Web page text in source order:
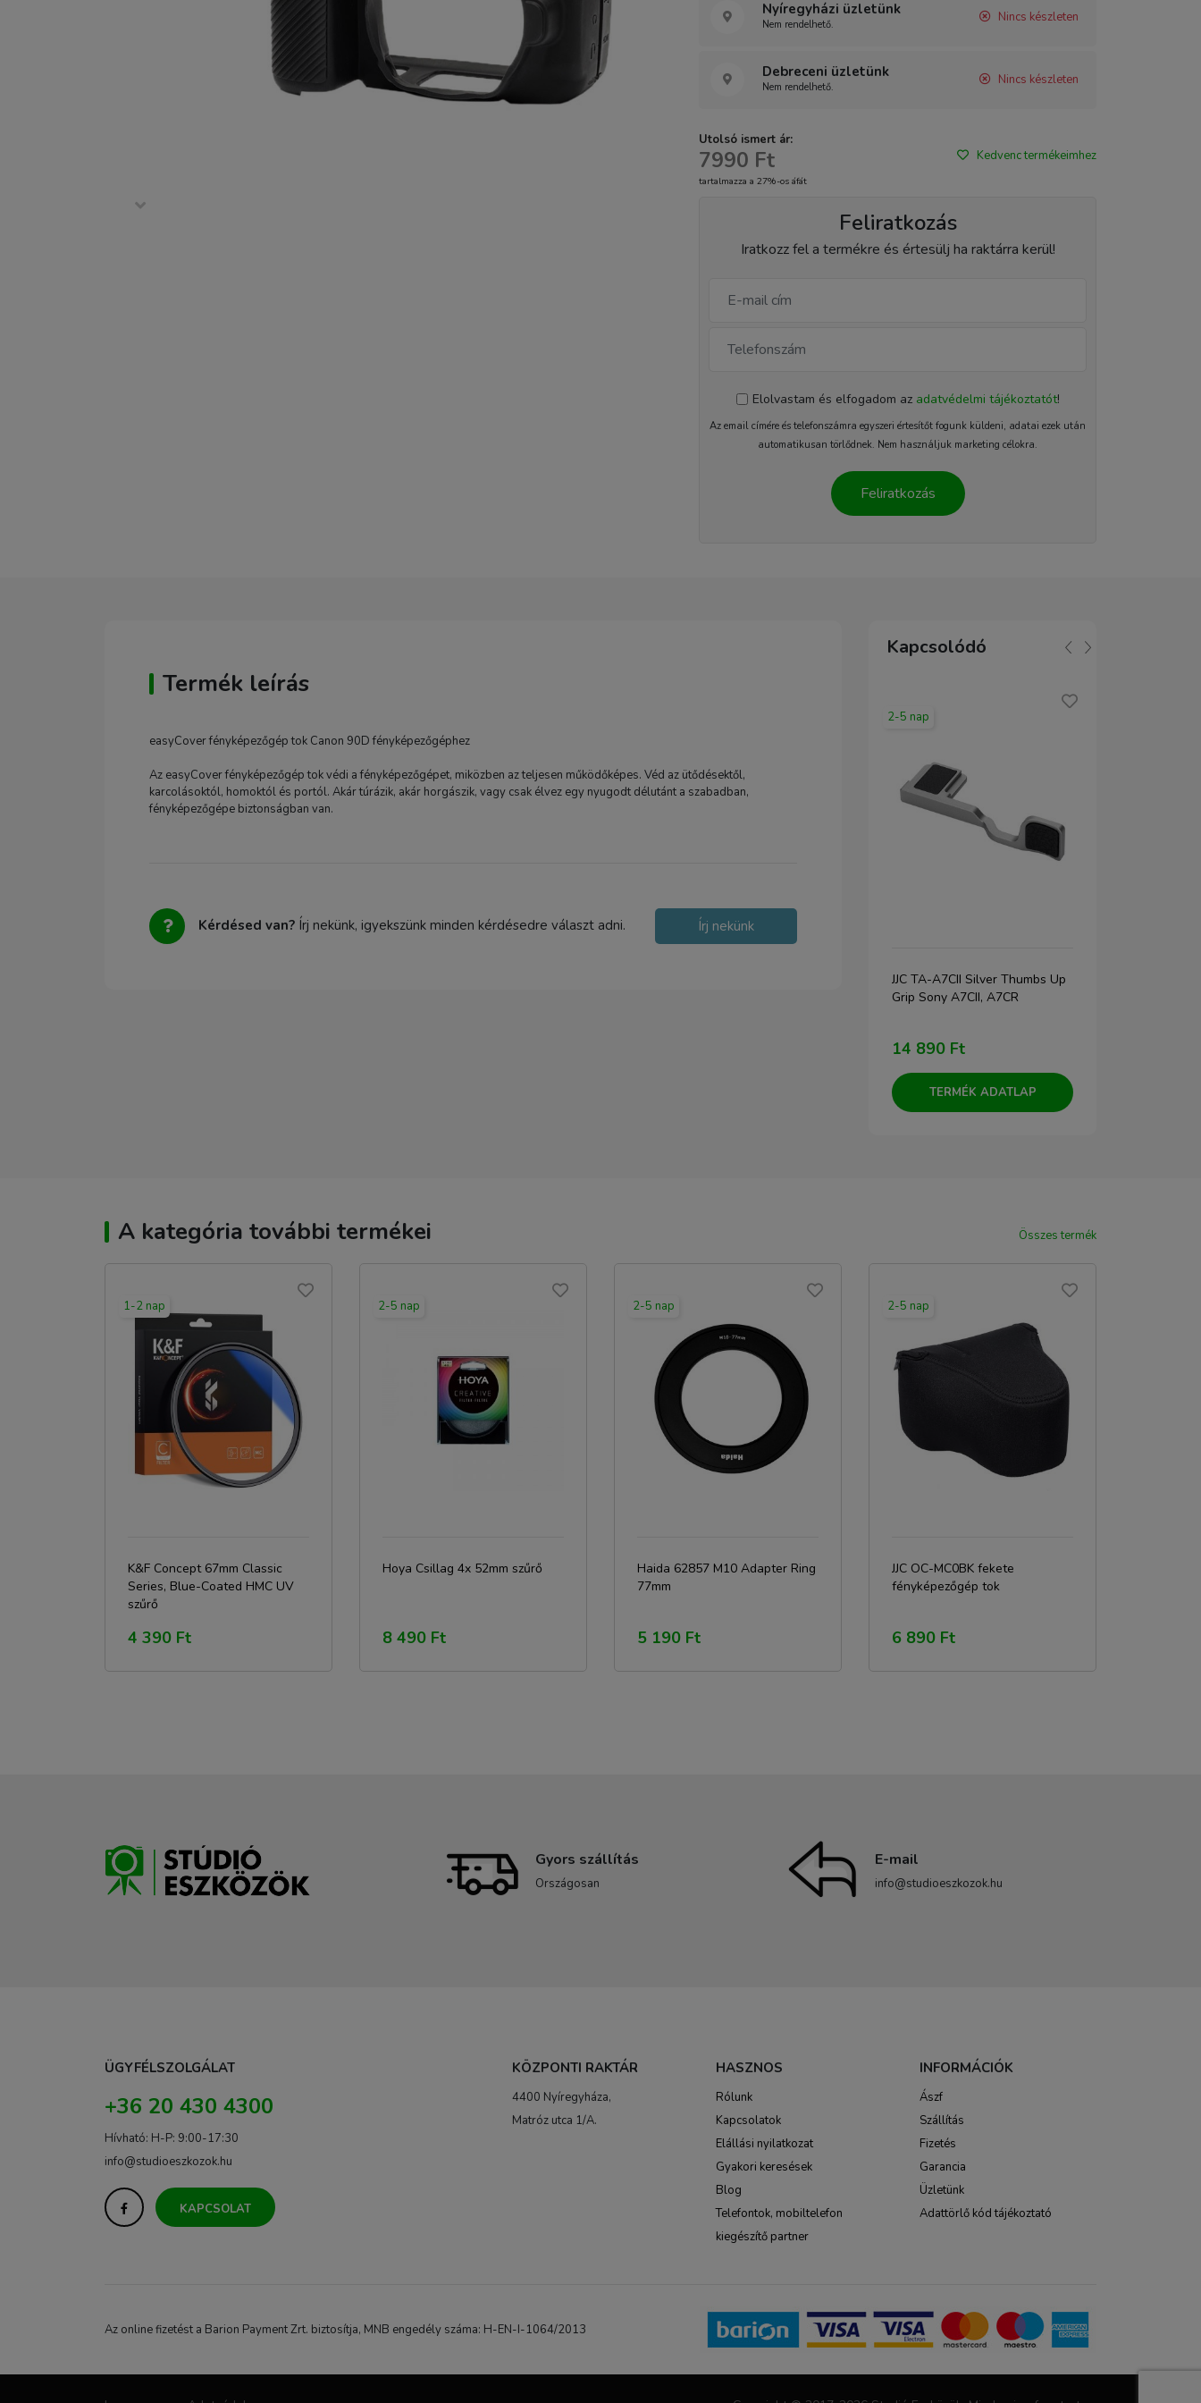
Nyíregyházi üzletünk
Nem rendelhető. Nincs készleten
Debreceni üzletünk
Nem rendelhető. Nincs készleten
Utolsó ismert ár:
7990 Ft
tartalmazza a 27%-os áfát
Kedvenc termékeimhez
Feliratkozás
Iratkozz fel a termékre és értesülj ha raktárra kerül!
Elolvastam és elfogadom az adatvédelmi tájékoztatót!
Az email címére és telefonszámra egyszeri értesítőt fogunk küldeni, adatai ezek után
automatikusan törlődnek. Nem használjuk marketing célokra.
Feliratkozás
Termék leírás
easyCover fényképezőgép tok Canon 90D fényképezőgéphez
Az easyCover fényképezőgép tok védi a fényképezőgépet, miközben az teljesen működőképes. Véd az ütődésektől,
karcolásoktól, homoktól és portól. Akár túrázik, akár horgászik, vagy csak élvez egy nyugodt délutánt a szabadban,
fényképezőgépe biztonságban van.
Kérdésed van? Írj nekünk, igyekszünk minden kérdésedre választ adni. Írj nekünk
Kapcsolódó
2-5 nap
JJC TA-A7CII Silver Thumbs Up
Grip Sony A7CII, A7CR
14 890 Ft
TERMÉK ADATLAP
A kategória további termékei Összes termék
1-2 nap
K&F Concept 67mm Classic
Series, Blue-Coated HMC UV
szűrő
4 390 Ft
2-5 nap
Hoya Csillag 4x 52mm szűrő
8 490 Ft
2-5 nap
Haida 62857 M10 Adapter Ring
77mm
5 190 Ft
2-5 nap
JJC OC-MC0BK fekete
fényképezőgép tok
6 890 Ft
Gyors szállítás
Országosan
E-mail
info@studioeszkozok.hu
ÜGYFÉLSZOLGÁLAT
+36 20 430 4300
Hívható: H-P: 9:00-17:30
info@studioeszkozok.hu
KAPCSOLAT
KÖZPONTI RAKTÁR
4400 Nyíregyháza,
Matróz utca 1/A.
HASZNOS
Rólunk
Kapcsolatok
Elállási nyilatkozat
Gyakori keresések
Blog
Telefontok, mobiltelefon
kiegészítő partner
INFORMÁCIÓK
Ászf
Szállítás
Fizetés
Garancia
Üzletünk
Adattörlő kód tájékoztató
Az online fizetést a Barion Payment Zrt. biztosítja, MNB engedély száma: H-EN-I-1064/2013